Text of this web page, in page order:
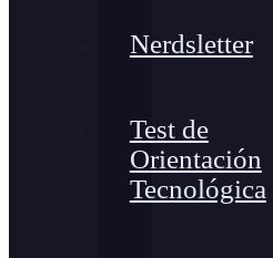
Nerdsletter
Test de
Orientación
Tecnológica